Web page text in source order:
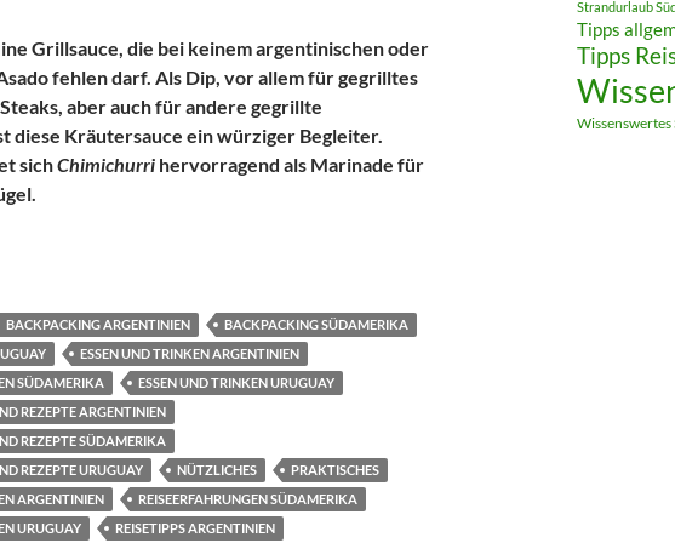
Grillsauce, die bei keinem argentinischen oder
fehlen darf. Als Dip, vor allem für gegrilltes
aber auch für andere gegrillte
diese Kräutersauce ein würziger Begleiter.
sichChimichurri hervorragend als Marinade für
Chimichurri (Spezialität aus Argentinien / Uruguay) – Kulinarisches aus
BACKPACKING ARGENTINIEN
BACKPACKING SÜDAMERIKA
ESSEN UND TRINKEN ARGENTINIEN
SÜDAMERIKA
ESSEN UND TRINKEN URUGUAY
REZEPTE ARGENTINIEN
REZEPTE SÜDAMERIKA
REZEPTE URUGUAY
NÜTZLICHES
PRAKTISCHES
ARGENTINIEN
REISEERFAHRUNGEN SÜDAMERIKA
URUGUAY
REISETIPPS ARGENTINIEN
Strandurlaub
Tipps
Tipps